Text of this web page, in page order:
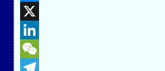
Messenger
X
LinkedIn
WeChat